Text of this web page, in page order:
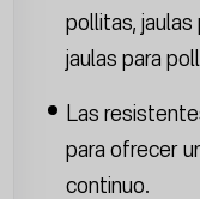
pollitas,
jaulas para
Las
para ofrecer
continuo.